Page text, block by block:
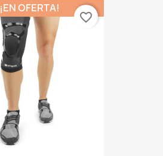
¡EN OFERTA!
favorite_border